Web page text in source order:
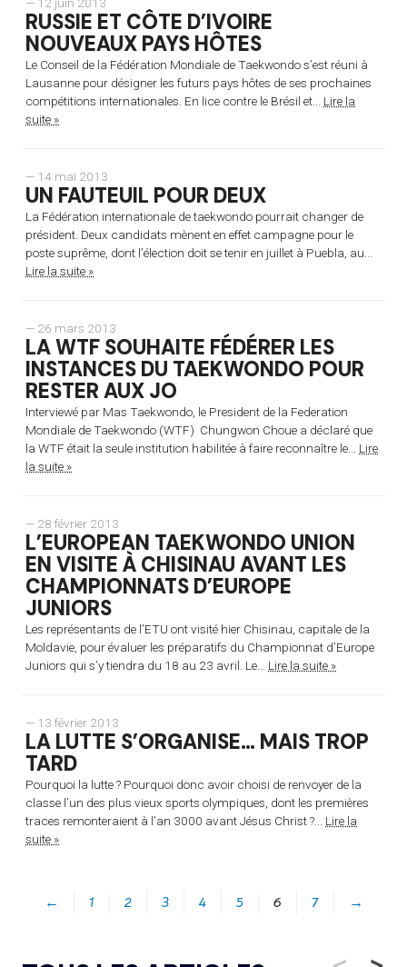
RUSSIE ET CÔTE D’IVOIRE
NOUVEAUX PAYS HÔTES
Le Conseil de la Fédération Mondiale de Taekwondo s’est réuni à
Lausanne pour désigner les futurs pays hôtes de ses prochaines
compétitions internationales. En lice contre le Brésil et... Lire la
suite »
— 14 mai 2013
UN FAUTEUIL POUR DEUX
La Fédération internationale de taekwondo pourrait changer de
président. Deux candidats mènent en effet campagne pour le
poste suprême, dont l’élection doit se tenir en juillet à Puebla, au...
Lire la suite »
— 26 mars 2013
LA WTF SOUHAITE FÉDÉRER LES
INSTANCES DU TAEKWONDO POUR
RESTER AUX JO
Interviewé par Mas Taekwondo, le President de la Federation
Mondiale de Taekwondo (WTF) Chungwon Choue a déclaré que
la WTF était la seule institution habilitée à faire reconnaître le... Lire
la suite »
— 28 février 2013
L’EUROPEAN TAEKWONDO UNION
EN VISITE À CHISINAU AVANT LES
CHAMPIONNATS D’EUROPE
JUNIORS
Les représentants de l’ETU ont visité hier Chisinau, capitale de la
Moldavie, pour évaluer les préparatifs du Championnat d’Europe
Juniors qui s’y tiendra du 18 au 23 avril. Le... Lire la suite »
— 13 février 2013
LA LUTTE S’ORGANISE… MAIS TROP
TARD
Pourquoi la lutte ? Pourquoi donc avoir choisi de renvoyer de la
classe l’un des plus vieux sports olympiques, dont les premières
traces remonteraient à l’an 3000 avant Jésus Christ ?... Lire la
suite »
← 1 2 3 4 5 6 7 →